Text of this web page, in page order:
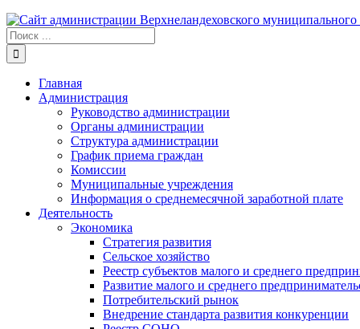
Результат
поиска:
Главная
Администрация
Руководство администрации
Органы администрации
Структура администрации
График приема граждан
Комиссии
Муниципальные учреждения
Информация о среднемесячной заработной плате
Деятельность
Экономика
Стратегия развития
Сельское хозяйство
Реестр субъектов малого и среднего
Развитие малого и среднего
Потребительский рынок
Внедрение стандарта развития конкуренции